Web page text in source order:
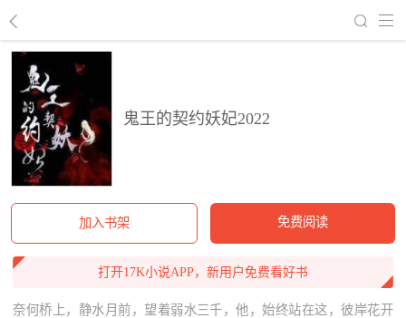
鬼王的契约妖妃2022
加入书架 免费阅读
打开17K小说APP，新用户免费看好书
奈何桥上，静水月前，望着弱水三千，他，始终站在这，彼岸花开